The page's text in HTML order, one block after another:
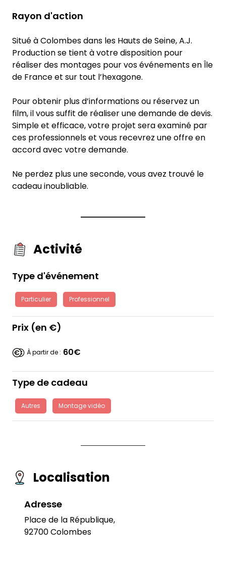
Rayon d'action
Situé à Colombes dans les Hauts de Seine, A.J.
Production se tient à votre disposition pour
réaliser des montages pour vos événements en Île
de France et sur tout l’hexagone.
Pour obtenir plus d’informations ou réservez un
film, il vous suffit de réaliser une demande de devis.
Simple et efficace, votre projet sera examiné par
ces professionnels et vous recevrez une offre en
accord avec votre demande.
Ne perdez plus une seconde, vous avez trouvé le
cadeau inoubliable.
Activité
Type d'événement
Particulier Professionnel
Prix (en €)
À partir de : 60€
Type de cadeau
Autres Montage vidéo
Localisation
Adresse
Place de la République,
92700 Colombes